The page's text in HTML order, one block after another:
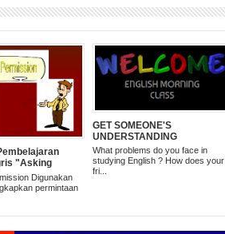
"Asking
Digunakan
permintaan
GET SOMEONE'S
UNDERSTANDING
What problems do you face in
studying English ? How does your
fri...